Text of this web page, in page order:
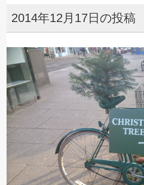
2014年12月17日の投稿